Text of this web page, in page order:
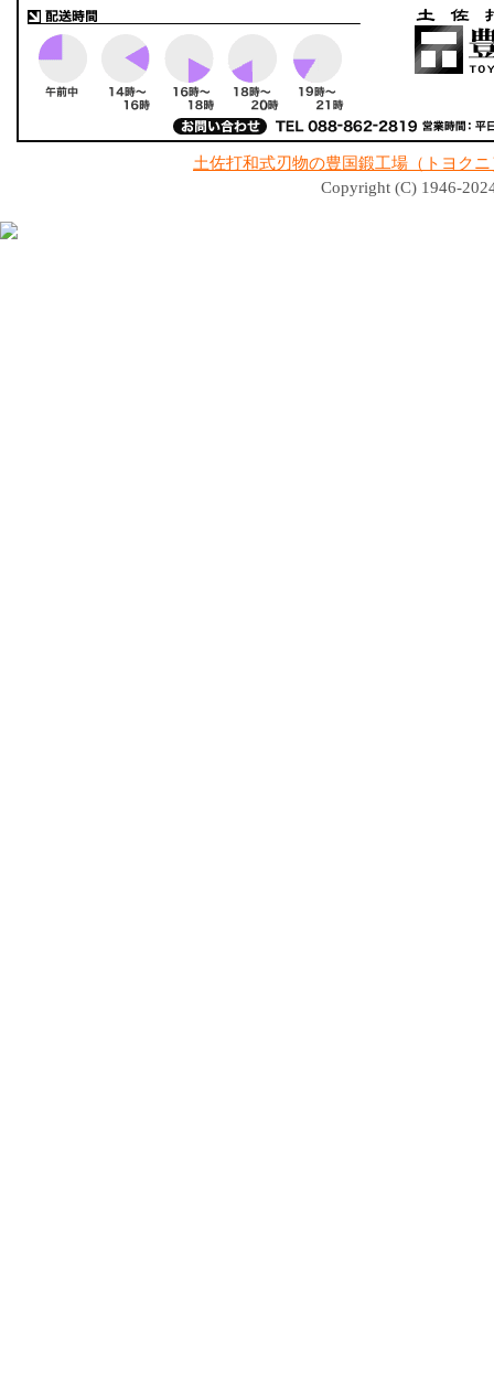
土佐打和式刃物の豊国鍛工場（トヨクニ
Copyright (C) 1946-